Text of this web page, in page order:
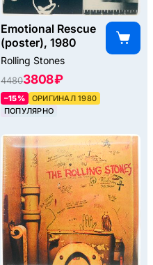
Emotional Rescue
(poster), 1980
Rolling Stones
44803808 ₽
–15%
ОРИГИНАЛ 1980
ПОПУЛЯРНО